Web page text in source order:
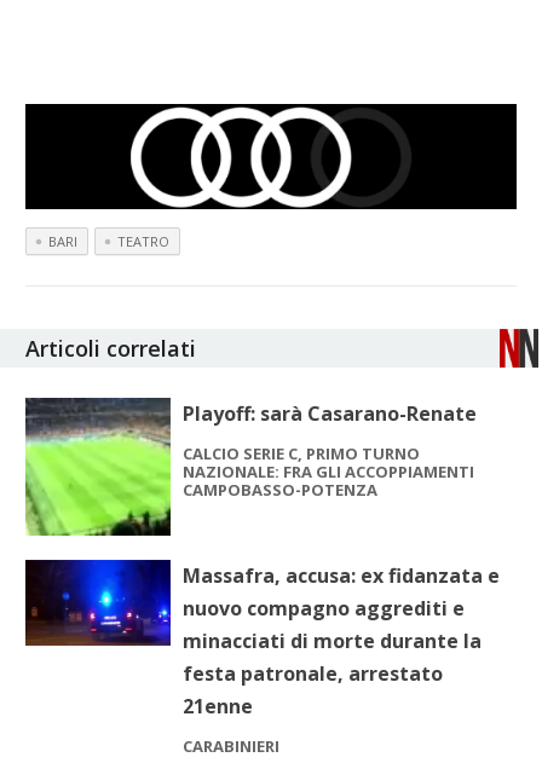
BARI TEATRO
Articoli correlati
Playoff: sarà Casarano-Renate
CALCIO SERIE C, PRIMO TURNO
NAZIONALE: FRA GLI ACCOPPIAMENTI
CAMPOBASSO-POTENZA
Massafra, accusa: ex fidanzata e
nuovo compagno aggrediti e
minacciati di morte durante la
festa patronale, arrestato
21enne
CARABINIERI